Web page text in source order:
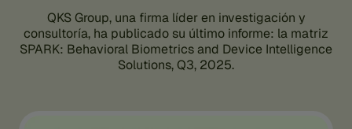
QKS Group, una firma líder en investigación y
consultoría, ha publicado su último informe: la matriz
SPARK: Behavioral Biometrics and Device Intelligence
Solutions, Q3, 2025.